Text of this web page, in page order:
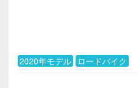
2020年モデル ロードバイク